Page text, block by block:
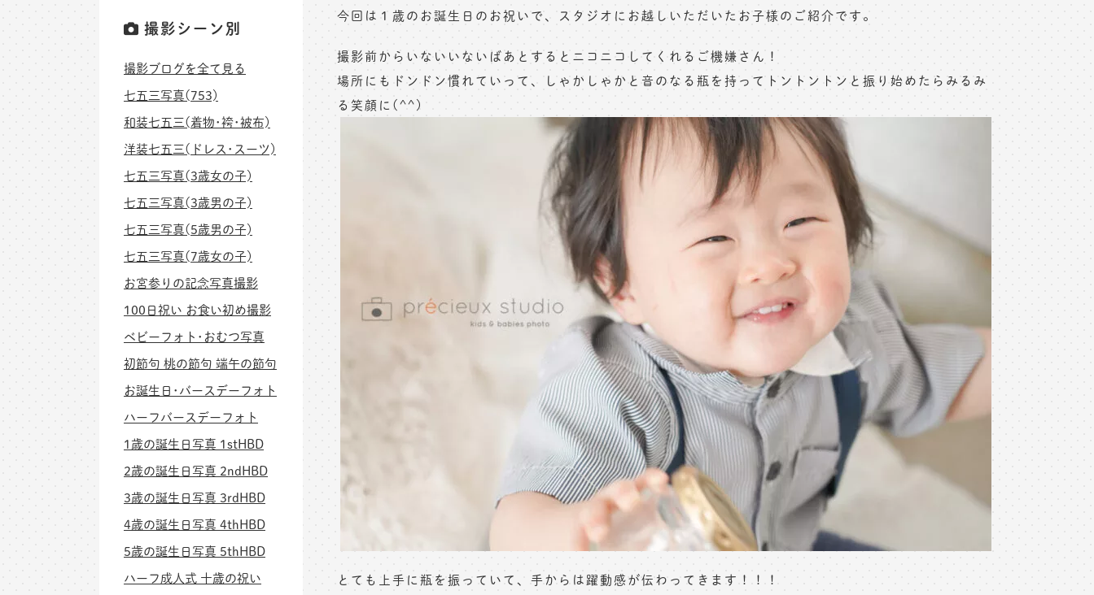
今回は１歳のお誕生日のお祝いで、スタジオにお越しいただいたお子様のご紹介です。
撮影前からいないいないばあとするとニコニコしてくれるご機嫌さん！
場所にもドンドン慣れていって、しゃかしゃかと音のなる瓶を持ってトントントンと振り始めたらみるみ
る笑顔に(^^)
とても上手に瓶を振っていて、手からは躍動感が伝わってきます！！！
撮影シーン別
撮影ブログを全て見る
七五三写真(753)
和装七五三(着物･袴･被布)
洋装七五三(ドレス･スーツ)
七五三写真(3歳女の子)
七五三写真(3歳男の子)
七五三写真(5歳男の子)
七五三写真(7歳女の子)
お宮参りの記念写真撮影
100日祝い お食い初め撮影
ベビーフォト･おむつ写真
初節句 桃の節句 端午の節句
お誕生日･バースデーフォト
ハーフバースデーフォト
1歳の誕生日写真 1stHBD
2歳の誕生日写真 2ndHBD
3歳の誕生日写真 3rdHBD
4歳の誕生日写真 4thHBD
5歳の誕生日写真 5thHBD
ハーフ成人式 十歳の祝い